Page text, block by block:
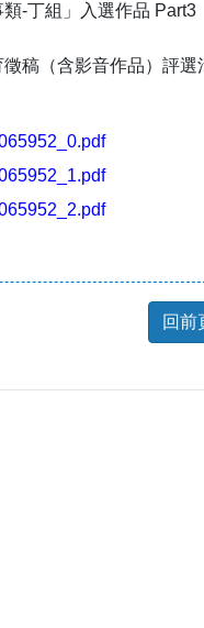
-丁組」入選作品 Part3
稿（含影音作品）評
回前